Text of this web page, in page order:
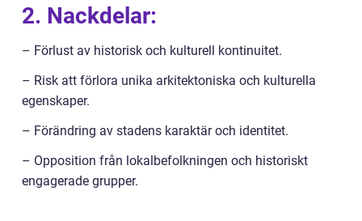
2. Nackdelar:
– Förlust av historisk och kulturell kontinuitet.
– Risk att förlora unika arkitektoniska och kulturella
egenskaper.
– Förändring av stadens karaktär och identitet.
– Opposition från lokalbefolkningen och historiskt
engagerade grupper.